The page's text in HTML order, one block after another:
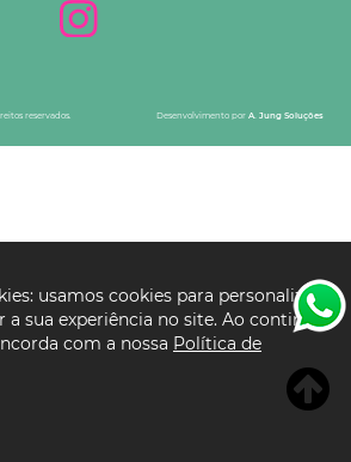
reservados. Desenvolvimento por A. Jung Soluções
usamos cookies para personalizar
a sua experiência no site. Ao continuar
com a nossa Política de